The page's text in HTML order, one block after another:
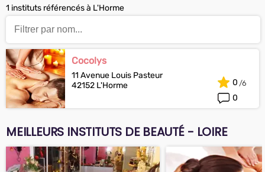
1 instituts référencés à L'Horme
Cocolys
11 Avenue Louis Pasteur
42152 L'Horme
0
0
MEILLEURS INSTITUTS DE BEAUTÉ - LOIRE